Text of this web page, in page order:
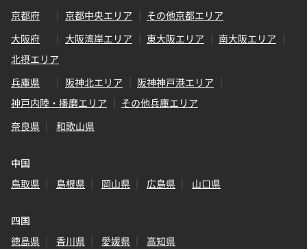
京都府
京都中央エリア
その他京都エリア
大阪府
大阪湾岸エリア 東大阪エリア
南大阪エリア
北摂エリア
兵庫県
阪神北エリア
阪神神戸港エリア
神戸内陸・播磨エリア
その他兵庫エリア
奈良県
和歌山県
中国
鳥取県
島根県 岡山県 広島県 山口県
四国
徳島県
香川県 愛媛県 高知県